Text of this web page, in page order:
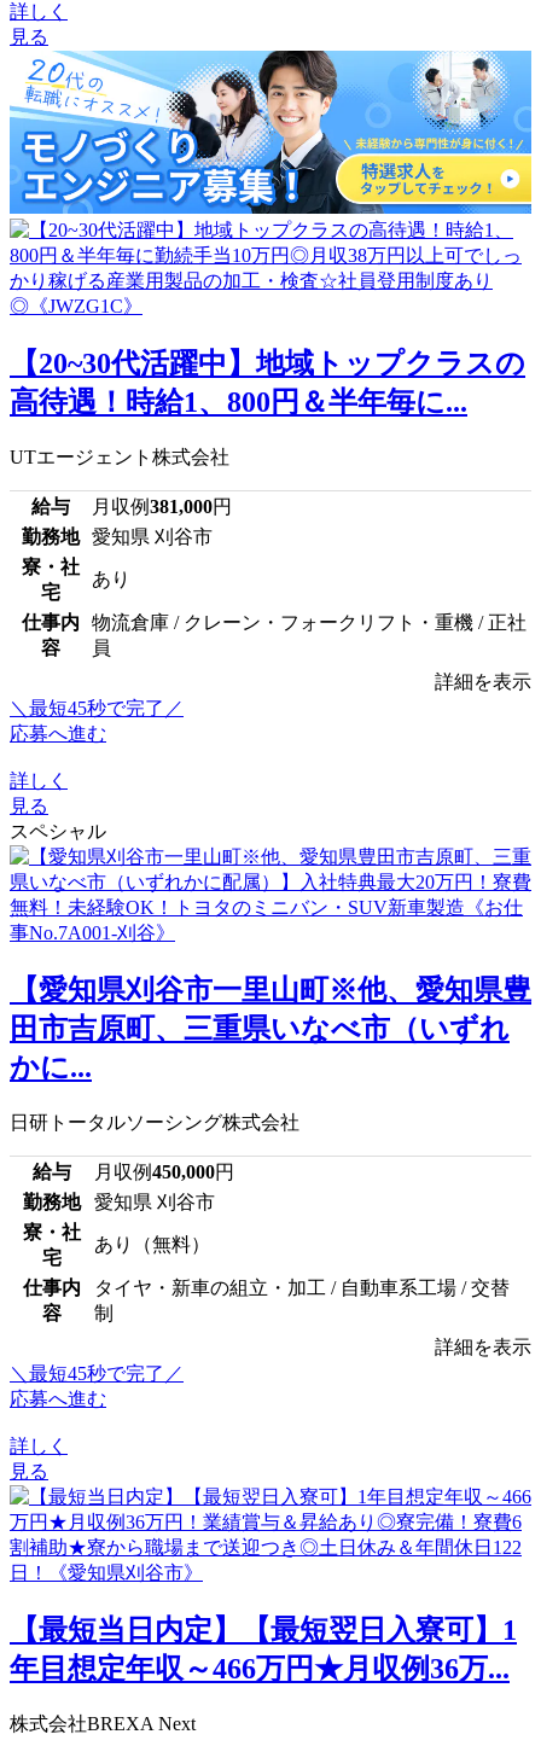
詳しく
見る
【20~30代活躍中】地域トップクラスの
高待遇！時給1、800円＆半年毎に...
UTエージェント株式会社
給与 月収例381,000円
勤務地
愛知県 刈谷市
寮・社
宅
あり
仕事内
容
物流倉庫 / クレーン・フォークリフト・重機 / 正社
員
詳細を表示
＼最短45秒で完了／
応募へ進む
詳しく
見る
スペシャル
【愛知県刈谷市一里山町※他、愛知県豊
田市吉原町、三重県いなべ市（いずれ
かに...
日研トータルソーシング株式会社
給与 月収例450,000円
勤務地
愛知県 刈谷市
寮・社
宅
あり（無料）
仕事内
容
タイヤ・新車の組立・加工 / 自動車系工場 / 交替
制
詳細を表示
＼最短45秒で完了／
応募へ進む
詳しく
見る
【最短当日内定】【最短翌日入寮可】1
年目想定年収～466万円★月収例36万...
株式会社BREXA Next